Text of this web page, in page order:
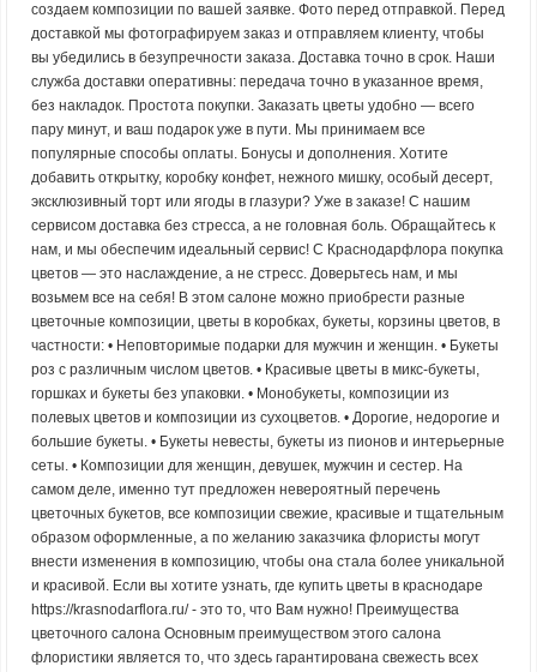
создаем композиции по вашей заявке. Фото перед отправкой. Перед
доставкой мы фотографируем заказ и отправляем клиенту, чтобы
вы убедились в безупречности заказа. Доставка точно в срок. Наши
служба доставки оперативны: передача точно в указанное время,
без накладок. Простота покупки. Заказать цветы удобно — всего
пару минут, и ваш подарок уже в пути. Мы принимаем все
популярные способы оплаты. Бонусы и дополнения. Хотите
добавить открытку, коробку конфет, нежного мишку, особый десерт,
эксклюзивный торт или ягоды в глазури? Уже в заказе! С нашим
сервисом доставка без стресса, а не головная боль. Обращайтесь к
нам, и мы обеспечим идеальный сервис! С Краснодарфлора покупка
цветов — это наслаждение, а не стресс. Доверьтесь нам, и мы
возьмем все на себя! В этом салоне можно приобрести разные
цветочные композиции, цветы в коробках, букеты, корзины цветов, в
частности: • Неповторимые подарки для мужчин и женщин. • Букеты
роз с различным числом цветов. • Красивые цветы в микс-букеты,
горшках и букеты без упаковки. • Монобукеты, композиции из
полевых цветов и композиции из сухоцветов. • Дорогие, недорогие и
большие букеты. • Букеты невесты, букеты из пионов и интерьерные
сеты. • Композиции для женщин, девушек, мужчин и сестер. На
самом деле, именно тут предложен невероятный перечень
цветочных букетов, все композиции свежие, красивые и тщательным
образом оформленные, а по желанию заказчика флористы могут
внести изменения в композицию, чтобы она стала более уникальной
и красивой. Если вы хотите узнать, где купить цветы в краснодаре
https://krasnodarflora.ru/ - это то, что Вам нужно! Преимущества
цветочного салона Основным преимуществом этого салона
флористики является то, что здесь гарантирована свежесть всех